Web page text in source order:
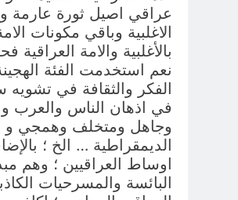
عراقي اصيل ثورة عارمة
الاغلبية وباقي مكونات
بالأغلبية والامة
نعم استخدمت الفئة
الفكر والثقافة في تشويه
في اذهان الناس والعرب
وجاهل ومتخلف وهمجي و
الديمقراطية … الخ ؛
اوساط العراقيين ؛ وهم
البائسة والمسرحيات